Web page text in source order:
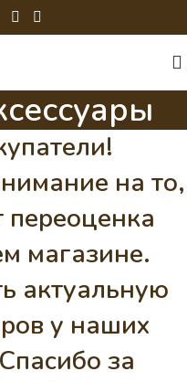
на то,
переоценка
магазине.
актуальную
у наших
за